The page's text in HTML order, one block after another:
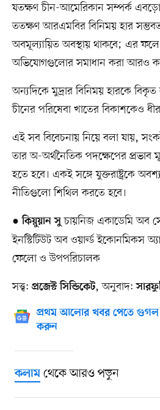
যতক্ষণ চীন-আমেরিকান সম্পর্ক
ততক্ষণ আরএমবির বিনিময় হার
অবমূল্যায়িত অবস্থায় থাকবে; এর
অভিযোগগুলোর সমাধান করা আরও
অন্যদিকে মুদ্রার বিনিময় হারকে
চীনের পরিষেবা খাতের বিকাশকেও
এই সব বিবেচনায় নিয়ে বলা যায়,
তার অ-অর্থনৈতিক পদক্ষেপের প্রভাব
হতে হবে। একই সঙ্গে যুক্তরাষ্ট্রকে
নীতিগুলো শিথিল করতে হবে।
●কিয়ুয়ান সুচায়নিজ একাডেমি অব
ইনস্টিটিউট অব ওয়ার্ল্ড ইকোনমিকস
ফেলো ও উপপরিচালক
সত্ত্ব: প্রজেক্ট সিন্ডিকেট, অনুবাদ:
প্রথম আলোর খবর পেতে গুগল
করুন
কলামথেকে আরও পড়ুন